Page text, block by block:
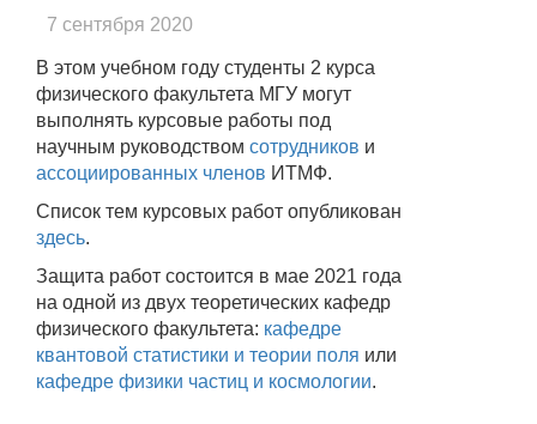
7 сентября 2020
В этом учебном году студенты 2 курса
физического факультета МГУ могут
выполнять курсовые работы под
научным руководством сотрудников и
ассоциированных членов ИТМФ.
Список тем курсовых работ опубликован
здесь.
Защита работ состоится в мае 2021 года
на одной из двух теоретических кафедр
физического факультета: кафедре
квантовой статистики и теории поля или
кафедре физики частиц и космологии.